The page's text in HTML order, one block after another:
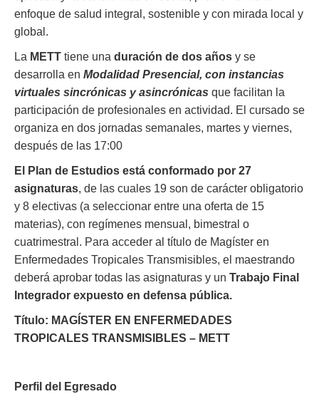
enfoque de salud integral, sostenible y con mirada local y
global.
La METT tiene una duración de dos años y se
desarrolla en Modalidad Presencial, con instancias
virtuales sincrónicas y asincrónicas que facilitan la
participación de profesionales en actividad. El cursado se
organiza en dos jornadas semanales, martes y viernes,
después de las 17:00
El Plan de Estudios está conformado por 27
asignaturas, de las cuales 19 son de carácter obligatorio
y 8 electivas (a seleccionar entre una oferta de 15
materias), con regímenes mensual, bimestral o
cuatrimestral. Para acceder al título de Magíster en
Enfermedades Tropicales Transmisibles, el maestrando
deberá aprobar todas las asignaturas y un Trabajo Final
Integrador expuesto en defensa pública.
Título: MAGÍSTER EN ENFERMEDADES
TROPICALES TRANSMISIBLES – METT
Perfil del Egresado